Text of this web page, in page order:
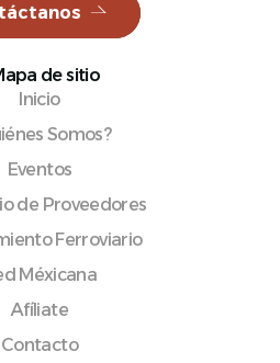
de sitio
Inicio
Somos?
Eventos
de Proveedores
Ferroviario
Méxicana
Afíliate
Contacto